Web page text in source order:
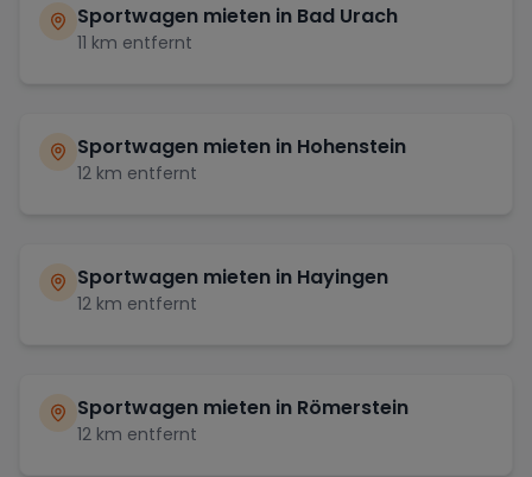
Sportwagen mieten in Bad Urach
11 km entfernt
Sportwagen mieten in Hohenstein
12 km entfernt
Sportwagen mieten in Hayingen
12 km entfernt
Sportwagen mieten in Römerstein
12 km entfernt